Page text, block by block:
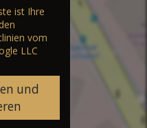
ist Ihre
vom
LLC
und